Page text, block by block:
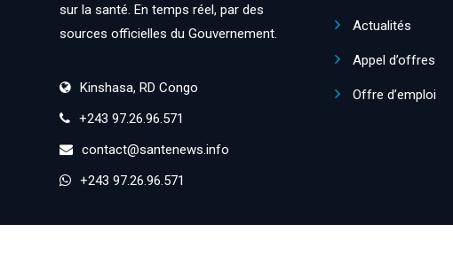
sur la santé. En temps réel, par des
sources officielles du Gouvernement.
Kinshasa, RD Congo
+243 97.26.96.571
contact@santenews.info
+243 97.26.96.571
Actualités
Appel d’offres
Offre d’emploi